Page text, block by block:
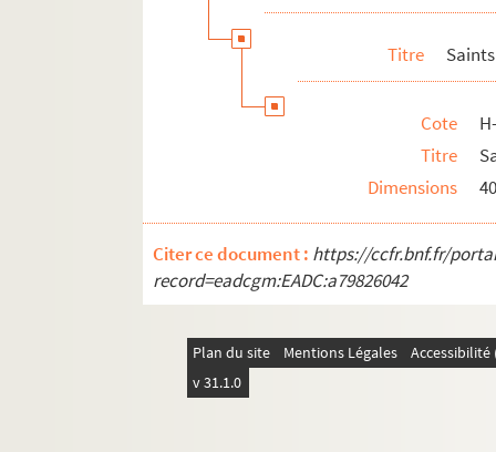
H-IMAR-8-190-434. Saint Guingalois
H-IMAR-9-1-1 à H-IMAR-9-99-267.
H-IMAR-9-100-268 à H-IMAR-9-146-
H-IMAR-10-1-1 à H-IMAR-11-4-10.
H-IMAR-11-8-21 à H-IMAR-11-165-480.
H-IMAR-12-1-1 à H-IMAR-12-237-658.
Titre
Cote
Titre
Dimensions
Citer ce document : https://ccfr.bnf.fr/
record=eadcgm:EADC:a79826042
Plan du site Mentions Légales
v 31.1.0